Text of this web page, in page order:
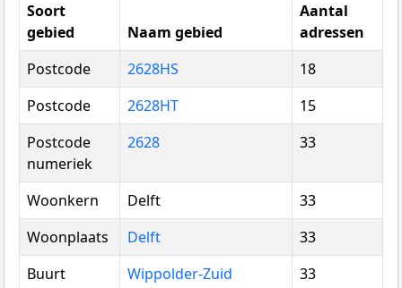
Soort
gebied
Naam gebied
Aantal
adressen
Postcode
2628HS
18
Postcode
2628HT
15
Postcode
numeriek
2628 33
Woonkern Delft
33
Woonplaats
Delft
33
Buurt
Wippolder-Zuid
33